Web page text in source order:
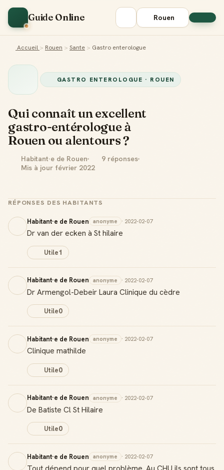
Guide Online Rouen
Accueil > Rouen > Sante > Gastro enterologue
GASTRO ENTEROLOGUE · ROUEN
Qui connaît un excellent
gastro-entérologue à
Rouen ou alentours ?
Habitant·e de Rouen
9 réponses
Mis à jour février 2022
RÉPONSES DES HABITANTS
Habitant·e de Rouen anonyme · 2022-02-07
Dr van der ecken à St hilaire
Utile1
Habitant·e de Rouen anonyme · 2022-02-07
Dr Armengol-Debeir Laura Clinique du cèdre
Utile0
Habitant·e de Rouen anonyme · 2022-02-07
Clinique mathilde
Utile0
Habitant·e de Rouen anonyme · 2022-02-07
De Batiste Cl St Hilaire
Utile0
Habitant·e de Rouen anonyme · 2022-02-07